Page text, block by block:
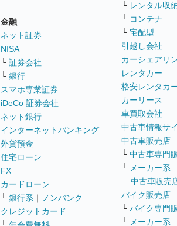
金融
ネット証券
NISA
└ 証券会社
└ 銀行
スマホ専業証券
iDeCo 証券会社
ネット銀行
インターネットバンキング
外貨預金
住宅ローン
FX
カードローン
└ 銀行系 ｜
ノンバンク
クレジットカード
└ レンタル収
└ コンテナ
└ 宅配型
引越し会社
カーシェアリ
レンタカー
格安レンタカ
カーリース
車買取会社
中古車情報サ
中古車販売店
└ 中古車専門
└ メーカー系
中古車販売
バイク販売店
└ バイク専門
└ メーカー系